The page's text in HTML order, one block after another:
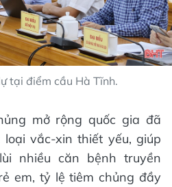
tại điểm cầu Hà Tĩnh.
mở rộng quốc gia đã
vắc-xin thiết yếu, giúp
nhiều căn bệnh truyền
em, tỷ lệ tiêm chủng đầy